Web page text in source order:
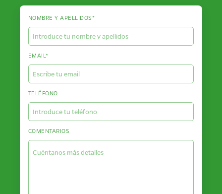
NOMBRE Y APELLIDOS*
EMAIL*
TELÉFONO
COMENTARIOS